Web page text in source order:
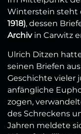
Winterstein steht
1918), dessen
Archivin Carwitz
Ulrich Ditzen
seinen Briefen
Geschichte vieler
anfängliche
zogen,
des Schreckens
Jahren meldete